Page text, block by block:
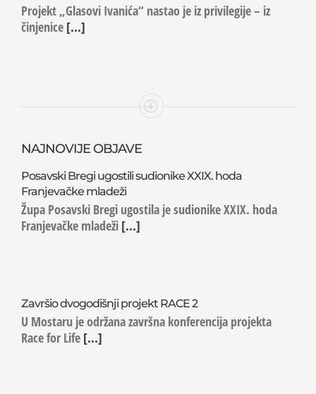
Projekt „Glasovi Ivanića“ nastao je iz privilegije – iz
činjenice [...]
NAJNOVIJE OBJAVE
Posavski Bregi ugostili sudionike XXIX. hoda
Franjevačke mladeži
Župa Posavski Bregi ugostila je sudionike XXIX. hoda
Franjevačke mladeži [...]
Završio dvogodišnji projekt RACE 2
U Mostaru je održana završna konferencija projekta
Race for Life [...]